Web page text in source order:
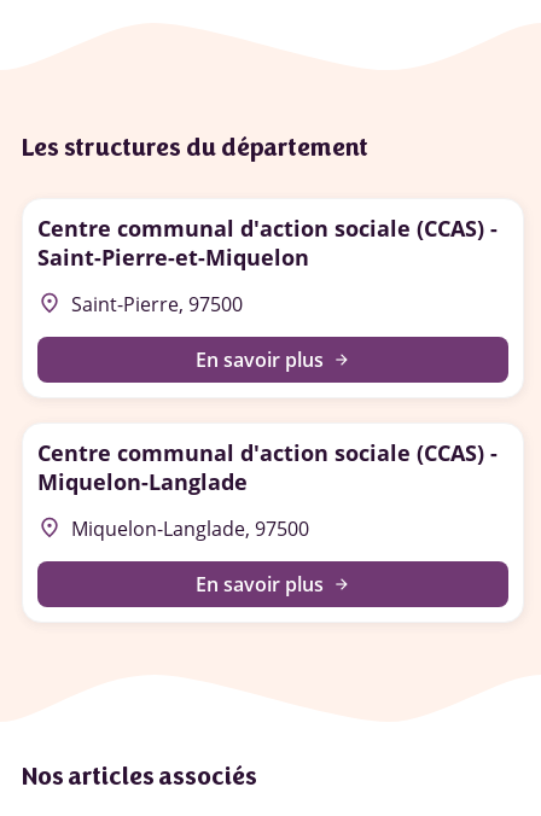
Les structures du département
Centre communal d'action sociale (CCAS) -
Saint-Pierre-et-Miquelon
place Saint-Pierre, 97500
En savoir plus arrow_forward
Centre communal d'action sociale (CCAS) -
Miquelon-Langlade
place Miquelon-Langlade, 97500
En savoir plus arrow_forward
Nos articles associés